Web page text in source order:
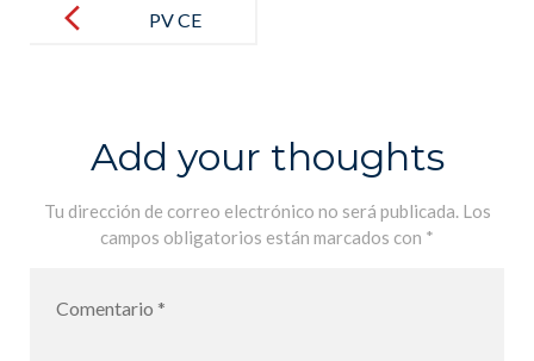
navigation
PV CE
Add your thoughts
Tu dirección de correo electrónico no será publicada. Los
campos obligatorios están marcados con *